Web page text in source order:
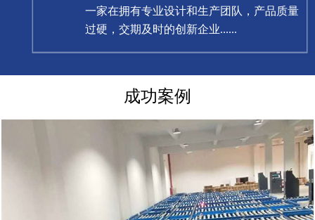
一家在拥有专业设计和生产团队，产品质量
过硬，交期及时的创新企业......
成功案例